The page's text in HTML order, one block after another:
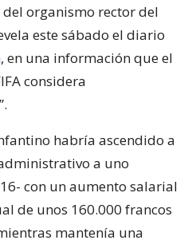
organismo rector del
este sábado el diario
, en una información que el
considera
habría ascendido a
a uno
con un aumento salarial
de unos 160.000 francos
mantenía una